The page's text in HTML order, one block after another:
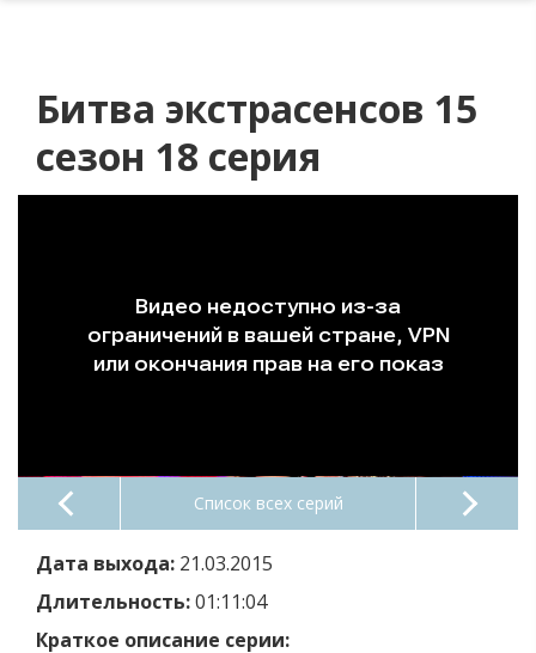
Битва экстрасенсов 15
сезон 18 серия
Список всех серий
Дата выхода: 21.03.2015
Длительность:01:11:04
Краткое описание серии: